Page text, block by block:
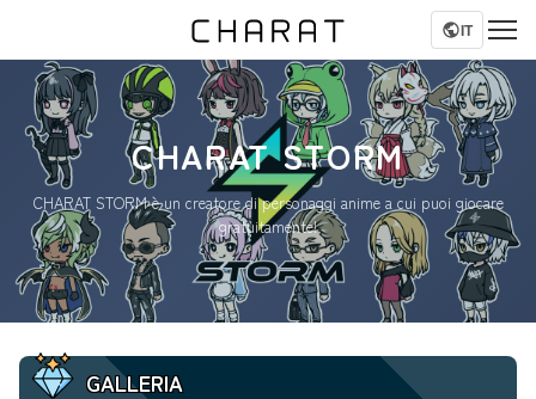
IT
CHARAT STORM
CHARAT STORM è un creatore di personaggi anime a cui puoi giocare
gratuitamente!
GALLERIA